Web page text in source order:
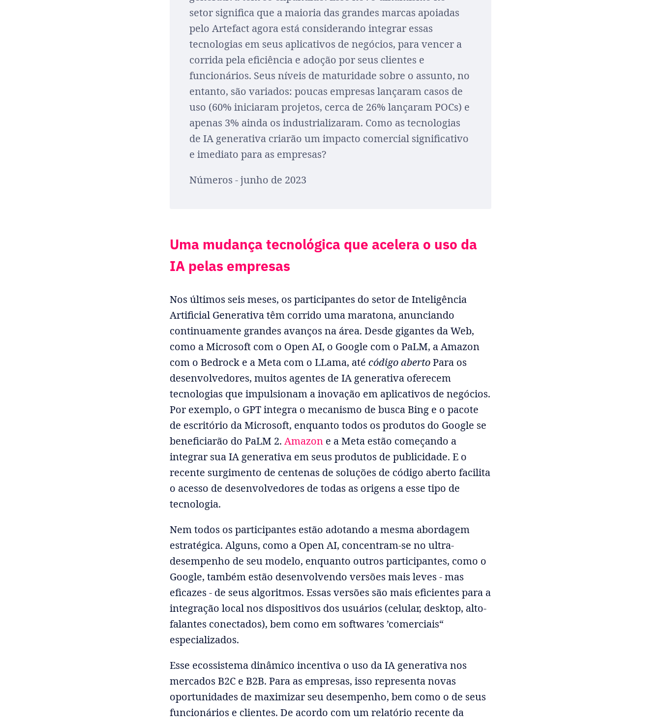
setor significa que a maioria das grandes marcas apoiadas
pelo Artefact agora está considerando integrar essas
tecnologias em seus aplicativos de negócios, para vencer a
corrida pela eficiência e adoção por seus clientes e
funcionários. Seus níveis de maturidade sobre o assunto, no
entanto, são variados: poucas empresas lançaram casos de
uso (60% iniciaram projetos, cerca de 26% lançaram POCs) e
apenas 3% ainda os industrializaram. Como as tecnologias
de IA generativa criarão um impacto comercial significativo
e imediato para as empresas?
Números - junho de 2023
Uma mudança tecnológica que acelera o uso da
IA pelas empresas
Nos últimos seis meses, os participantes do setor de Inteligência
Artificial Generativa têm corrido uma maratona, anunciando
continuamente grandes avanços na área. Desde gigantes da Web,
como a Microsoft com o Open AI, o Google com o PaLM, a Amazon
com o Bedrock e a Meta com o LLama, atécódigo abertoPara os
desenvolvedores, muitos agentes de IA generativa oferecem
tecnologias que impulsionam a inovação em aplicativos de negócios.
Por exemplo, o GPT integra o mecanismo de busca Bing e o pacote
de escritório da Microsoft, enquanto todos os produtos do Google se
beneficiarão do PaLM 2.Amazon e a Meta estão começando a
integrar sua IA generativa em seus produtos de publicidade. E o
recente surgimento de centenas de soluções de código aberto facilita
o acesso de desenvolvedores de todas as origens a esse tipo de
tecnologia.
Nem todos os participantes estão adotando a mesma abordagem
estratégica. Alguns, como a Open AI, concentram-se no ultra-
desempenho de seu modelo, enquanto outros participantes, como o
Google, também estão desenvolvendo versões mais leves - mas
eficazes - de seus algoritmos. Essas versões são mais eficientes para a
integração local nos dispositivos dos usuários (celular, desktop, alto-
falantes conectados), bem como em softwares ’comerciais“
especializados.
Esse ecossistema dinâmico incentiva o uso da IA generativa nos
mercados B2C e B2B. Para as empresas, isso representa novas
oportunidades de maximizar seu desempenho, bem como o de seus
funcionários e clientes. De acordo com um relatório recente da